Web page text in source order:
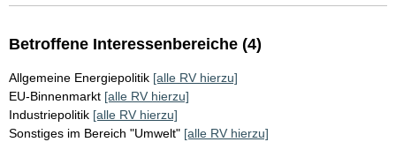
Betroffene Interessenbereiche (4)
Allgemeine Energiepolitik [alle RV hierzu]
EU-Binnenmarkt [alle RV hierzu]
Industriepolitik [alle RV hierzu]
Sonstiges im Bereich "Umwelt" [alle RV hierzu]